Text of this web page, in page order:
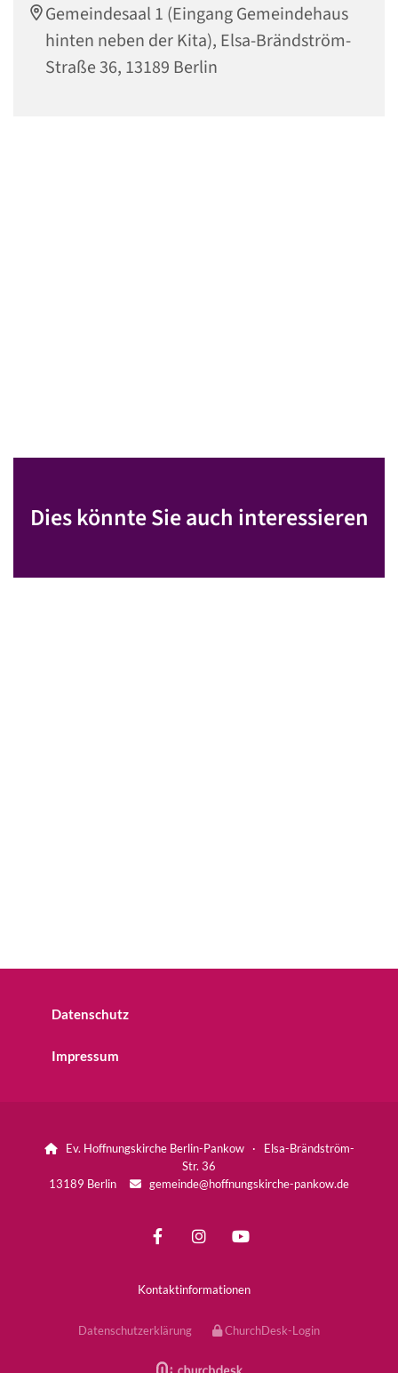
Gemeindesaal 1 (Eingang Gemeindehaus
hinten neben der Kita), Elsa-Brändström-
Straße 36, 13189 Berlin
Dies könnte Sie auch interessieren
Datenschutz
Impressum
Ev. Hoffnungskirche Berlin-Pankow · Elsa-Brändström-
Str. 36
13189 Berlin
 gemeinde@hoffnungskirche-pankow.de
Kontaktinformationen
Datenschutzerklärung ChurchDesk-Login